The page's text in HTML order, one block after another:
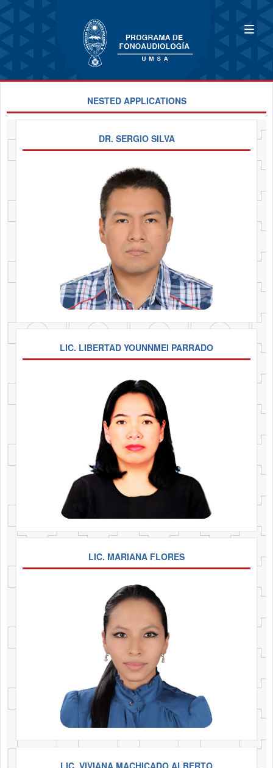
NESTED APPLICATIONS
DR. SERGIO SILVA
LIC. LIBERTAD YOUNNMEI PARRADO
LIC. MARIANA FLORES
LIC. VIVIANA MACHICADO ALBERTO